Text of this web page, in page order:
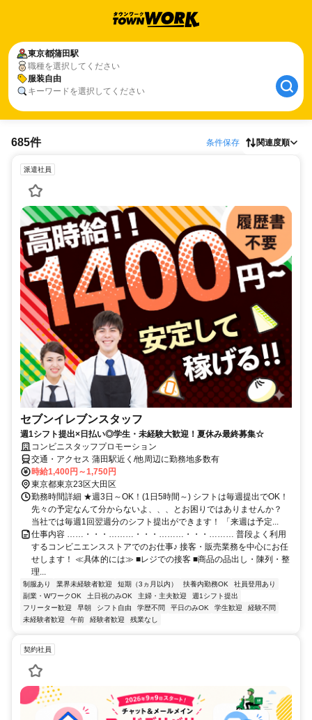
東京都蒲田駅
職種を選択してください
服装自由
キーワードを選択してください
685件 条件保存 関連度順
派遣社員
セブンイレブンスタッフ
週1シフト提出×日払い◎学生・未経験大歓迎！夏休み最終募集☆
コンビニスタッフプロモーション
交通・アクセス 蒲田駅近く/他周辺に勤務地多数有
時給1,400円～1,750円
東京都東京23区大田区
勤務時間詳細 ★週3日～OK！(1日5時間～) シフトは毎週提出でOK！
先々の予定なんて分からないよ、、、とお困りではありませんか？
当社では毎週1回翌週分のシフト提出ができます！ 「来週は予定...
仕事内容 ……・・・………・・・………・・・……… 普段よく利用
するコンビニエンスストアでのお仕事♪ 接客・販売業務を中心にお任
せします！ ≪具体的には≫ ■レジでの接客 ■商品の品出し・陳列・整
理...
制服あり 業界未経験者歓迎 短期（3ヵ月以内） 扶養内勤務OK
社員登用あり
副業・WワークOK
土日祝のみOK 主婦・主夫歓迎
週1シフト提出
フリーター歓迎
早朝 シフト自由 学歴不問 平日のみOK 学生歓迎
経験不問
未経験者歓迎
午前 経験者歓迎 残業なし
契約社員